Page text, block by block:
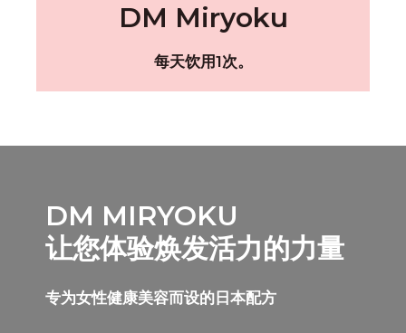
DM Miryoku
每天饮用1次。
DM MIRYOKU
让您体验焕发活力的力量
专为女性健康美容而设的日本配方